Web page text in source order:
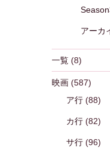
アーカ
一覧(8)
映画(587)
ア行(88)
カ行(82)
サ行(96)